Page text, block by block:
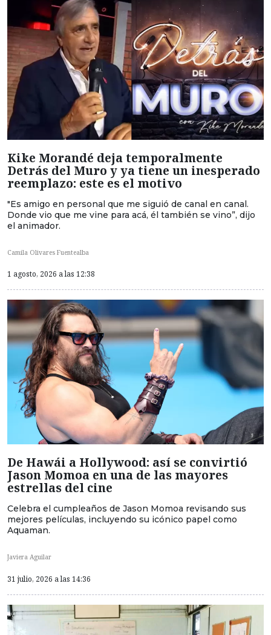
Kike Morandé deja temporalmente
Detrás del Muro y ya tiene un inesperado
reemplazo: este es el motivo
"Es amigo en personal que me siguió de canal en canal.
Donde vio que me vine para acá, él también se vino”, dijo
el animador.
Camila Olivares Fuentealba
1 agosto, 2026 a las 12:38
De Hawái a Hollywood: así se convirtió
Jason Momoa en una de las mayores
estrellas del cine
Celebra el cumpleaños de Jason Momoa revisando sus
mejores películas, incluyendo su icónico papel como
Aquaman.
Javiera Aguilar
31 julio, 2026 a las 14:36